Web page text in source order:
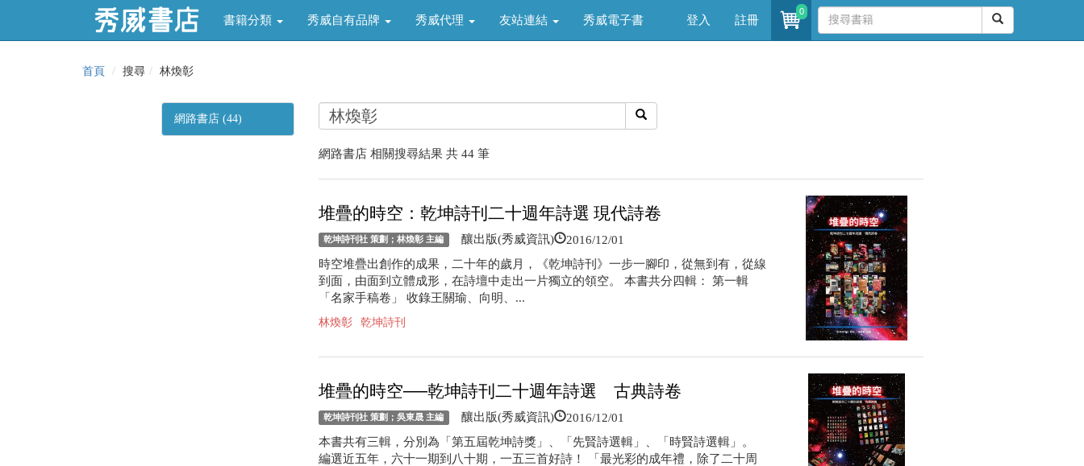
書籍分類 秀威自有品牌 秀威代理 友站連結 秀威電子書 登入 註冊
0
首頁 搜尋 林煥彰
網路書店 (44)
網路書店 相關搜尋結果 共 44 筆
堆疊的時空：乾坤詩刊二十週年詩選 現代詩卷
乾坤詩刊社 策劃；林煥彰 主編 釀出版(秀威資訊) 2016/12/01
時空堆疊出創作的成果，二十年的歲月，《乾坤詩刊》一步一腳印，從無到有，從線
到面，由面到立體成形，在詩壇中走出一片獨立的領空。 本書共分四輯： 第一輯
「名家手稿卷」 收錄王關瑜、向明、...
林煥彰 乾坤詩刊
堆疊的時空──乾坤詩刊二十週年詩選 古典詩卷
乾坤詩刊社 策劃；吳東晟 主編 釀出版(秀威資訊) 2016/12/01
本書共有三輯，分別為「第五屆乾坤詩獎」、「先賢詩選輯」、「時賢詩選輯」。
編選近五年，六十一期到八十期，一五三首好詩！ 「最光彩的成年禮，除了二十周